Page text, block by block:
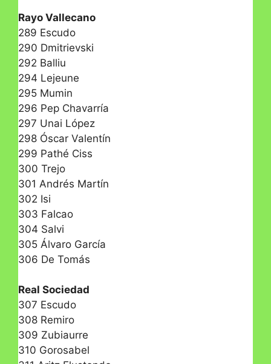
Rayo Vallecano
289 Escudo
290 Dmitrievski
292 Balliu
294 Lejeune
295 Mumin
296 Pep Chavarría
297 Unai López
298 Óscar Valentín
299 Pathé Ciss
300 Trejo
301 Andrés Martín
302 Isi
303 Falcao
304 Salvi
305 Álvaro García
306 De Tomás
Real Sociedad
307 Escudo
308 Remiro
309 Zubiaurre
310 Gorosabel